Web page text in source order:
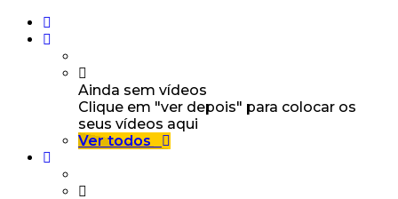
Ainda sem vídeos
Clique em "ver depois" para colocar os
seus vídeos aqui
Ver todos